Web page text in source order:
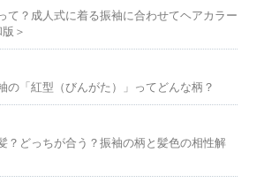
て？成人式に着る振袖に合わせてヘアカラー
＞
の「紅型（びんがた）」ってどんな柄？
？どっちが合う？振袖の柄と髪色の相性解